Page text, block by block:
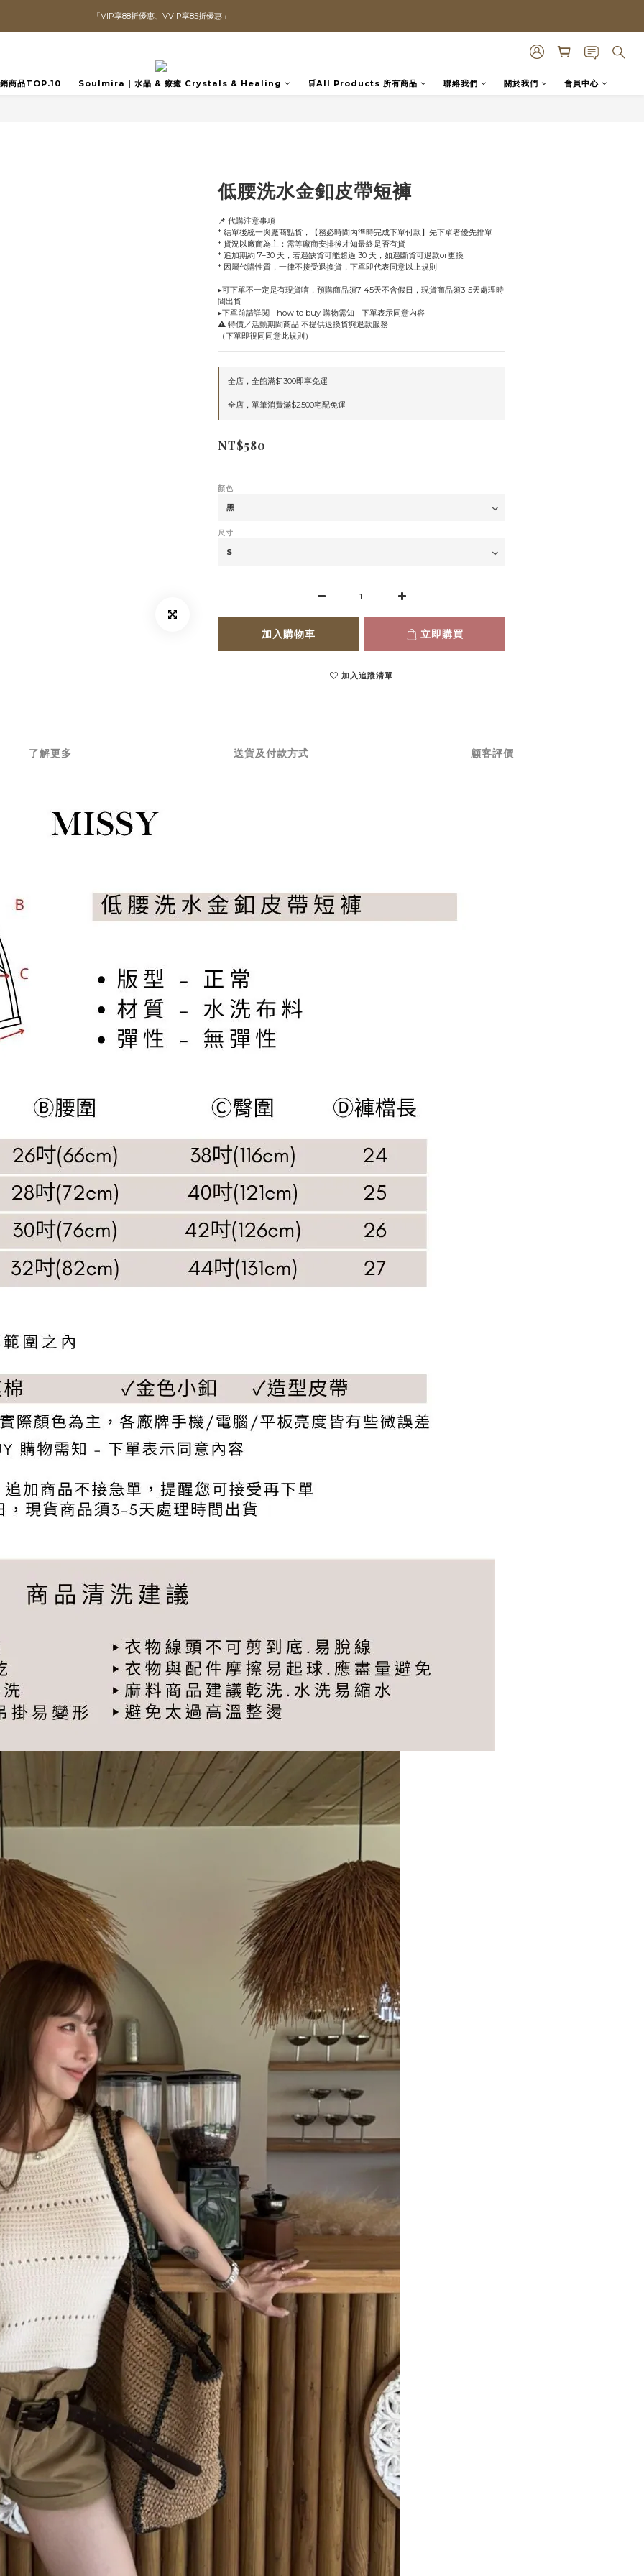
直播喊單享更優惠價格！！
全館滿$1300即可享「免運」♡♡
商品TOP.10 Soulmira | 水晶 & 療癒 Crystals & Healing 🛒All Products 所有商品 聯絡我們 關於我們 會員中心
低腰洗水金釦皮帶短褲
📌 代購注意事項
* 結單後統一與廠商點貨，【務必時間內準時完成下單付款】先下單者優先排單
* 貨況以廠商為主：需等廠商安排後才知最終是否有貨
* 追加期約 7–30 天，若遇缺貨可能超過 30 天，如遇斷貨可退款or更換
* 因屬代購性質，一律不接受退換貨，下單即代表同意以上規則
▸可下單不一定是有現貨唷，預購商品須7-45天不含假日，現貨商品須3-5天處理時
間出貨
▸下單前請詳閱 - how to buy 購物需知 - 下單表示同意內容
⚠️ 特價／活動期間商品 不提供退換貨與退款服務
（下單即視同同意此規則）
全店，全館滿$1300即享免運
全店，單筆消費滿$2500宅配免運
NT$580
顏色
尺寸
加入購物車 立即購買
加入追蹤清單
了解更多 送貨及付款方式 顧客評價